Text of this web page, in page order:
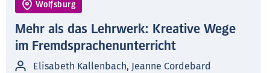
Wolfsburg
Mehr als das Lehrwerk: Kreative Wege
im Fremdsprachenunterricht
Elisabeth Kallenbach, Jeanne Cordebard